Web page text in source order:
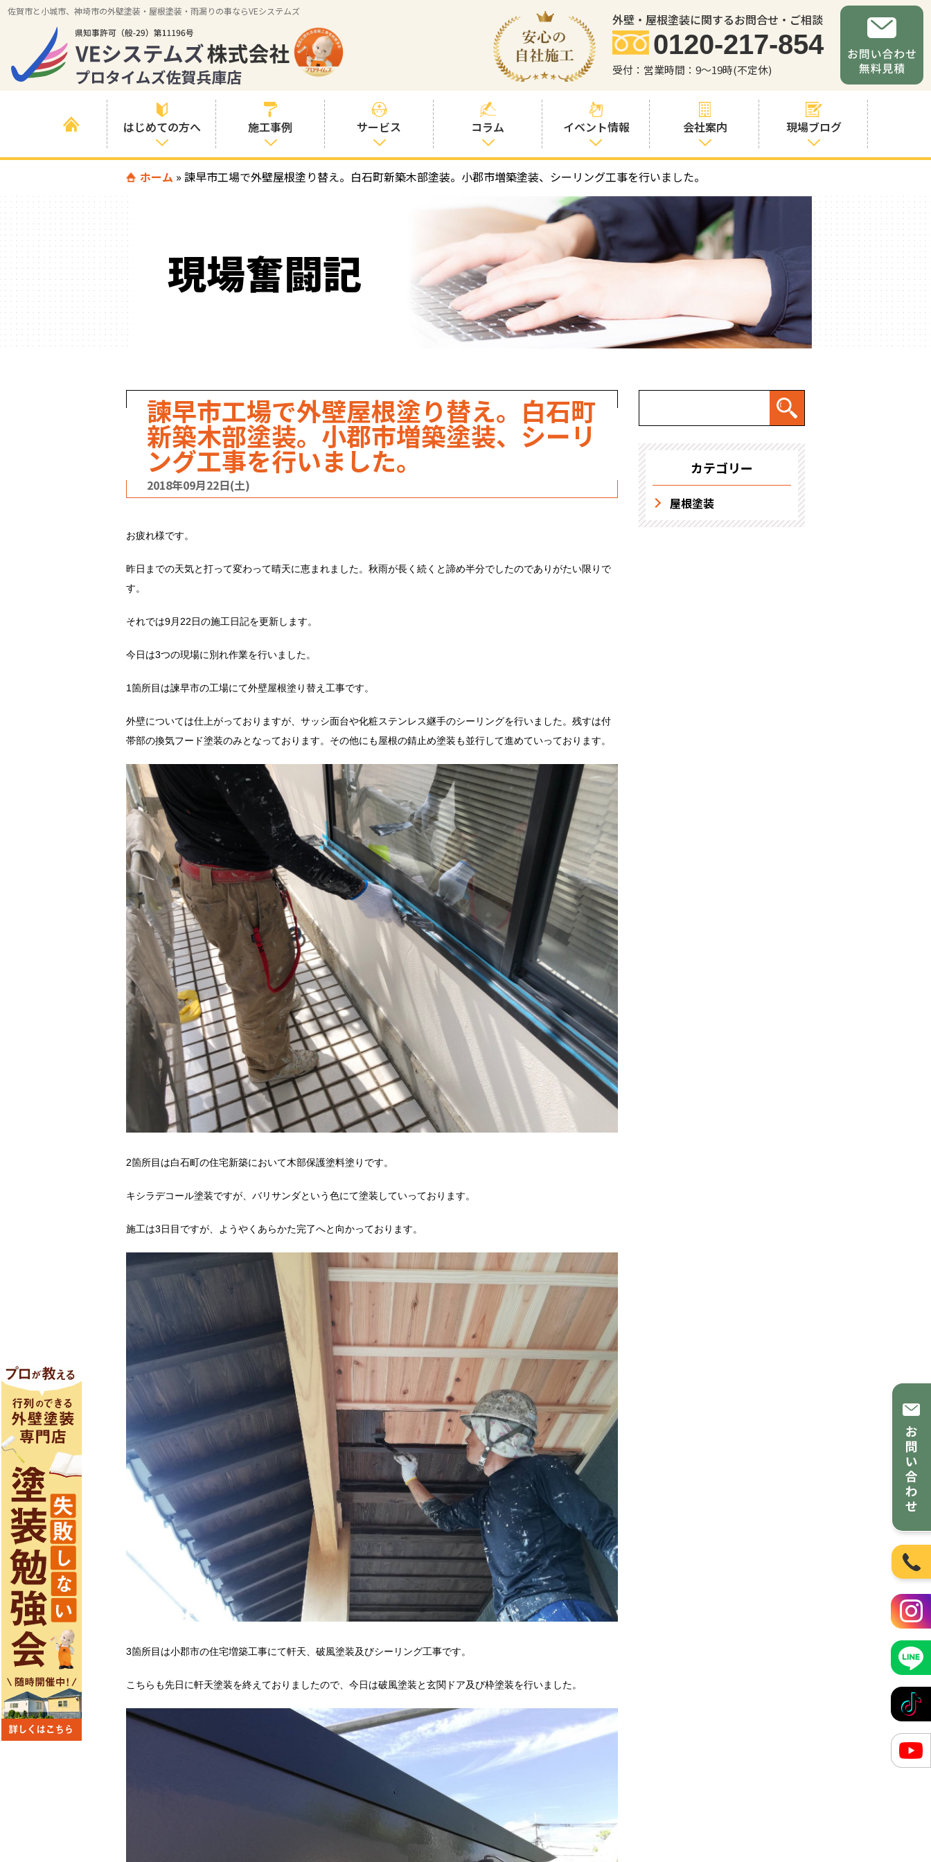
佐賀市と小城市、神埼市の外壁塗装・屋根塗装・雨漏りの事ならVEシステムズ
外壁・屋根塗装に関するお問合せ・ご相談
0120-217-854
受付：営業時間：9～19時(不定休)
はじめての方へ
はじめて外壁塗
いる方へ
喜んでいただけ
る３つの理由
施工事例
すべての事例
例
色の事例
サービス
塗装プランと価
お客様との交流
を大切に
見積書の見方
コラム
社長コラム
塗装コラム
塗料コラム
イベント情報 会社案内
会社案内
職人・スタッフ
紹介
お問い合わせか
らの流れ
求人情報
現場ブログ
ホーム » 諫早市工場で外壁屋根塗り替え。白石町新築木部塗装。小郡市増築塗装、シーリング工事を行いました。
現場奮闘記
諫早市工場で外壁屋根塗り替え。白石町
新築木部塗装。小郡市増築塗装、シーリ
ング工事を行いました。
2018年09月22日(土)
お疲れ様です。
昨日までの天気と打って変わって晴天に恵まれました。秋雨が長く続くと諦め半分でしたのでありがたい限りで
す。
それでは9月22日の施工日記を更新します。
今日は3つの現場に別れ作業を行いました。
1箇所目は諫早市の工場にて外壁屋根塗り替え工事です。
外壁については仕上がっておりますが、サッシ面台や化粧ステンレス継手のシーリングを行いました。残すは付
帯部の換気フード塗装のみとなっております。その他にも屋根の錆止め塗装も並行して進めていっております。
2箇所目は白石町の住宅新築において木部保護塗料塗りです。
キシラデコール塗装ですが、バリサンダという色にて塗装していっております。
施工は3日目ですが、ようやくあらかた完了へと向かっております。
3箇所目は小郡市の住宅増築工事にて軒天、破風塗装及びシーリング工事です。
こちらも先日に軒天塗装を終えておりましたので、今日は破風塗装と玄関ドア及び枠塗装を行いました。
カテゴリー
屋根塗装